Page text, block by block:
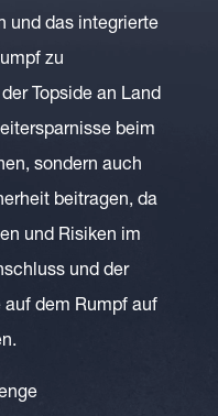
und das integrierte
zu
Topside an Land
beim
sondern auch
beitragen, da
und Risiken im
und der
auf dem Rumpf auf